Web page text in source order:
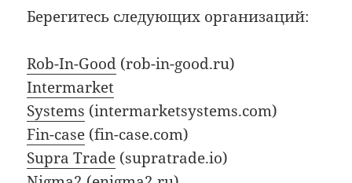
Берегитесь следующих организаций:
Rob-In-Good (rob-in-good.ru)
Intermarket
Systems (intermarketsystems.com)
Fin-case (fin-case.com)
Supra Trade (supratrade.io)